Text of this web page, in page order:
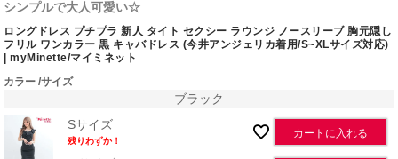
シンプルで大人可愛い☆
ロングドレス プチプラ 新人 タイト セクシー ラウンジ ノースリーブ 胸元隠し
フリル ワンカラー 黒 キャバドレス (今井アンジェリカ着用/S~XLサイズ対応)
| myMinette/マイミネット
カラー サイズ
ブラック
Sサイズ
残りわずか！
カートに入れる